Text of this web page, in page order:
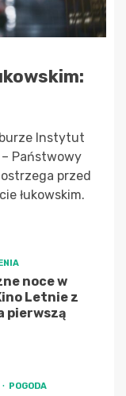
Instytut
– Państwowy
przed
łukowskim.
noce w
Letnie z
pierwszą
POGODA